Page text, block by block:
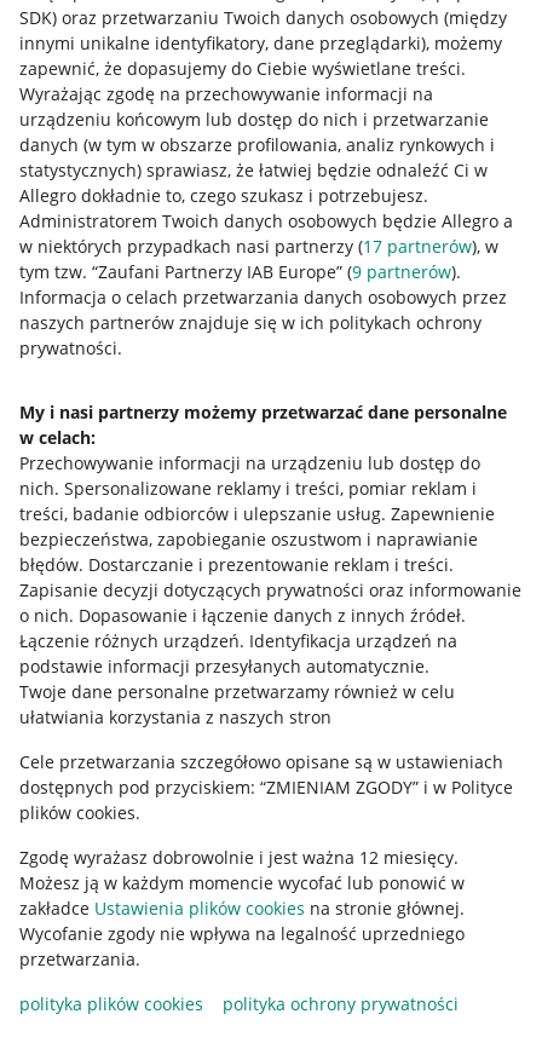
SDK) oraz przetwarzaniu Twoich danych osobowych (między
innymi unikalne identyfikatory, dane przeglądarki), możemy
zapewnić, że dopasujemy do Ciebie wyświetlane treści.
Wyrażając zgodę na przechowywanie informacji na
urządzeniu końcowym lub dostęp do nich i przetwarzanie
danych (w tym w obszarze profilowania, analiz rynkowych i
statystycznych) sprawiasz, że łatwiej będzie odnaleźć Ci w
Allegro dokładnie to, czego szukasz i potrzebujesz.
Administratorem Twoich danych osobowych będzie Allegro a
w niektórych przypadkach nasi partnerzy (17 partnerów), w
tym tzw. “Zaufani Partnerzy IAB Europe” (9 partnerów).
Informacja o celach przetwarzania danych osobowych przez
naszych partnerów znajduje się w ich politykach ochrony
prywatności.
My i nasi partnerzy możemy przetwarzać dane personalne
w celach:
Przechowywanie informacji na urządzeniu lub dostęp do
nich. Spersonalizowane reklamy i treści, pomiar reklam i
treści, badanie odbiorców i ulepszanie usług. Zapewnienie
bezpieczeństwa, zapobieganie oszustwom i naprawianie
błędów. Dostarczanie i prezentowanie reklam i treści.
Zapisanie decyzji dotyczących prywatności oraz informowanie
o nich. Dopasowanie i łączenie danych z innych źródeł.
Łączenie różnych urządzeń. Identyfikacja urządzeń na
podstawie informacji przesyłanych automatycznie.
Twoje dane personalne przetwarzamy również w celu
ułatwiania korzystania z naszych stron
Cele przetwarzania szczegółowo opisane są w ustawieniach
dostępnych pod przyciskiem: “ZMIENIAM ZGODY” i w Polityce
plików cookies.
Zgodę wyrażasz dobrowolnie i jest ważna 12 miesięcy.
Możesz ją w każdym momencie wycofać lub ponowić w
zakładce Ustawienia plików cookies na stronie głównej.
Wycofanie zgody nie wpływa na legalność uprzedniego
przetwarzania.
polityka plików cookies
polityka ochrony prywatności
Przydatne informacje
Jak to działa
Allegro Gadane dla sprzedających
Allegro Gadane dla kupujących
Mapa miejscowości
Informacje prawne
Regulamin
Polityka plików "cookies"
Ustawienia plików "cookies"
Udostępnianie lokalizacji
Informacje dla Aktu o Usługach Cyfrowych
Pobierz aplikację